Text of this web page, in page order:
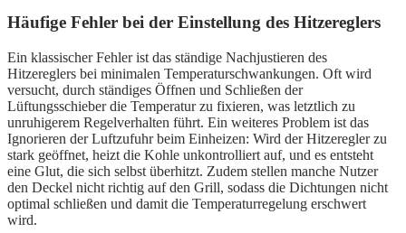
Häufige Fehler bei der Einstellung des Hitzereglers
Ein klassischer Fehler ist das ständige Nachjustieren des
Hitzereglers bei minimalen Temperaturschwankungen. Oft wird
versucht, durch ständiges Öffnen und Schließen der
Lüftungsschieber die Temperatur zu fixieren, was letztlich zu
unruhigerem Regelverhalten führt. Ein weiteres Problem ist das
Ignorieren der Luftzufuhr beim Einheizen: Wird der Hitzeregler zu
stark geöffnet, heizt die Kohle unkontrolliert auf, und es entsteht
eine Glut, die sich selbst überhitzt. Zudem stellen manche Nutzer
den Deckel nicht richtig auf den Grill, sodass die Dichtungen nicht
optimal schließen und damit die Temperaturregelung erschwert
wird.